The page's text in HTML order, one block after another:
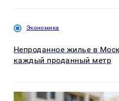
Экономика
Непроданное жилье в
каждый проданный метр